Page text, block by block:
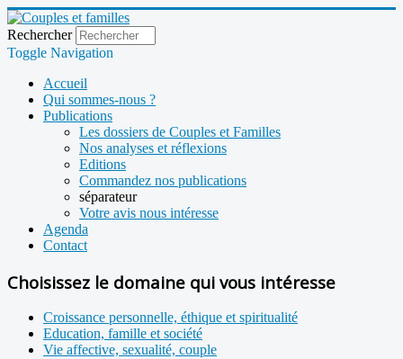
Rechercher
Toggle Navigation
Accueil
Qui sommes-nous ?
Publications
Les dossiers de Couples et Familles
Nos analyses et réflexions
Editions
Commandez nos publications
séparateur
Votre avis nous intéresse
Agenda
Contact
Choisissez le domaine qui vous intéresse
Croissance personnelle, éthique et spiritualité
Education, famille et société
Vie affective, sexualité, couple